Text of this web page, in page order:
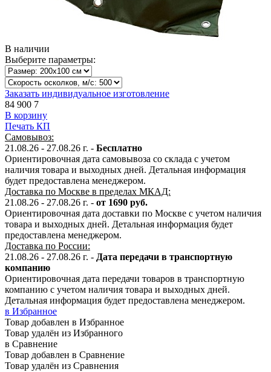
В наличии
Выберите параметры:
Заказать индивидуальное изготовление
84 900 7
В корзину
Печать КП
Самовывоз:
21.08.26 - 27.08.26 г. - Бесплатно
Ориентировочная дата самовывоза со склада с учетом
наличия товара и выходных дней. Детальная информация
будет предоставлена менеджером.
Доставка по Москве в пределах МКАД:
21.08.26 - 27.08.26 г. - от 1690 руб.
Ориентировочная дата доставки по Москве с учетом наличия
товара и выходных дней. Детальная информация будет
предоставлена менеджером.
Доставка по России:
21.08.26 - 27.08.26 г. - Дата передачи в транспортную
компанию
Ориентировочная дата передачи товаров в транспортную
компанию с учетом наличия товара и выходных дней.
Детальная информация будет предоставлена менеджером.
в Избранное
Товар добавлен в Избранное
Товар удалён из Избранного
в Сравнение
Товар добавлен в Сравнение
Товар удалён из Сравнения